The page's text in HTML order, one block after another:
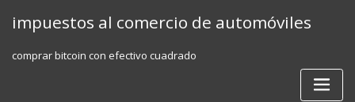
impuestos al comercio de automóviles
comprar bitcoin con efectivo cuadrado